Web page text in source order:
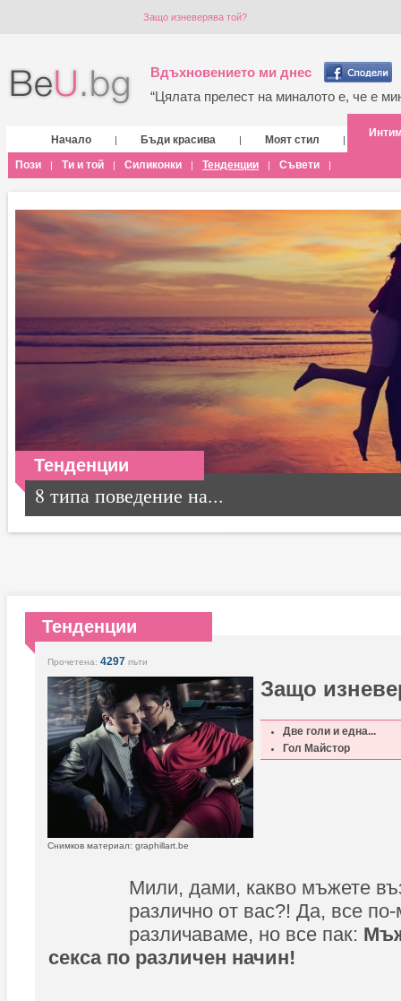
Защо изневерява той?
Вдъхновението ми днес
“Цялата прелест на миналото е, че е
Начало | Бъди красива | Моят стил |
Пози | Ти и той | Силиконки | Тенденции | Съвети |
Тенденции
8 типа поведение на...
Тенденции
Прочетена: 4297 пъти
Защо
Две голи и една...
Гол Майстор
Снимков материал: graphillart.be
Мили, дами, какво мъжете
различно от вас?! Да, все
различаваме, но все пак:
секса по различен начин!